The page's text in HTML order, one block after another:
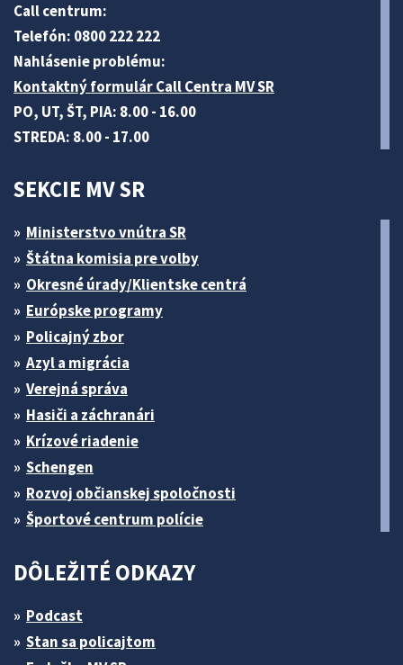
Call centrum:
Telefón: 0800 222 222
Nahlásenie problému:
Kontaktný formulár Call Centra MV SR
PO, UT, ŠT, PIA: 8.00 - 16.00
STREDA: 8.00 - 17.00
SEKCIE MV SR
Ministerstvo vnútra SR
Štátna komisia pre volby
Okresné úrady/Klientske centrá
Európske programy
Policajný zbor
Azyl a migrácia
Verejná správa
Hasiči a záchranári
Krízové riadenie
Schengen
Rozvoj občianskej spoločnosti
Športové centrum polície
DÔLEŽITÉ ODKAZY
Podcast
Stan sa policajtom